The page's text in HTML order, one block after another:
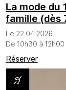
La mode du
famille (dès
Le 22.04.2026
De 10h30 à 12h00
Réserver